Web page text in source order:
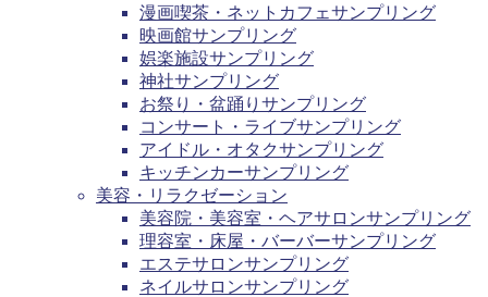
漫画喫茶・ネットカフェサンプリング
映画館サンプリング
娯楽施設サンプリング
神社サンプリング
お祭り・盆踊りサンプリング
コンサート・ライブサンプリング
アイドル・オタクサンプリング
キッチンカーサンプリング
美容・リラクゼーション
美容院・美容室・ヘアサロンサンプリング
理容室・床屋・バーバーサンプリング
エステサロンサンプリング
ネイルサロンサンプリング